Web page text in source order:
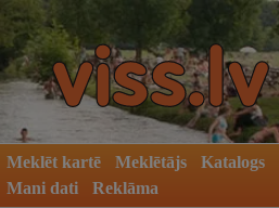
Meklēt kartē Meklētājs Katalogs
Mani dati
Reklāma